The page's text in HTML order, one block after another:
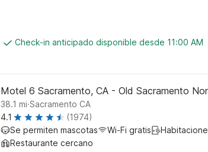
Check-in anticipado disponible desde 11:00 AM
Motel 6 Sacramento, CA - Old Sacramento
38.1 mi.Sacramento CA
4.1
(1974)
Se permiten mascotas
Wi-Fi gratis
Restaurante cercano